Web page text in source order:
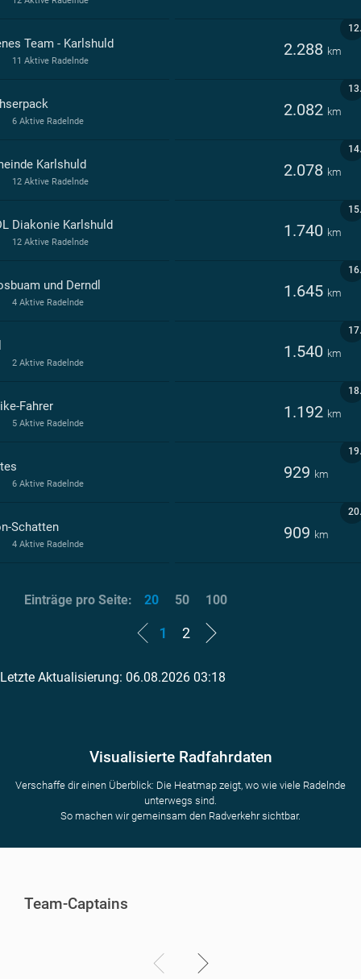
12.
Team - Karlshuld 2.288 km
11 Aktive Radelnde
13.
2.082 km
6 Aktive Radelnde
14.
Karlshuld 2.078 km
12 Aktive Radelnde
15.
Diakonie Karlshuld 1.740 km
12 Aktive Radelnde
16.
und Derndl 1.645 km
4 Aktive Radelnde
17.
1.540 km
2 Aktive Radelnde
18.
Fahrer 1.192 km
5 Aktive Radelnde
19.
929 km
6 Aktive Radelnde
20.
Schatten 909 km
4 Aktive Radelnde
1 2
Letzte Aktualisierung: 06.08.2026 03:18
Einträge pro Seite: 20 50 100
Visualisierte Radfahrdaten
Verschaffe dir einen Überblick: Die Heatmap zeigt, wo wie viele Radelnde
unterwegs sind.
So machen wir gemeinsam den Radverkehr sichtbar.
Team-Captains